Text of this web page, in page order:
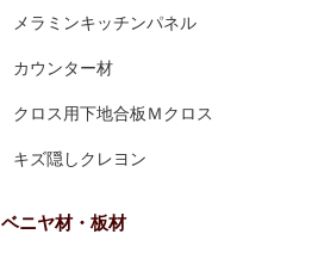
メラミンキッチンパネル
カウンター材
クロス用下地合板Ｍクロス
キズ隠しクレヨン
ベニヤ材・板材